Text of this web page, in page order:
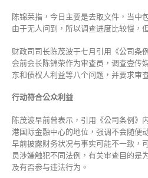
陈锦荣指，今日主要是去取文件，当中
由于无人问到，所以调查进度比较慢，
财政司司长陈茂波于七月引用《公司条
会前会长陈锦荣作为审查员，调查壹传
东和债权人利益等八个问题，并要求审
行动符合公众利益
陈茂波早前曾表示，引用《公司条例》
港国际金融中心的地位，强调不会随便
早前披露财务状况与事实可能不一致，
员涉嫌触犯不同法例，有关审查目的是
及有否参与违法行为。